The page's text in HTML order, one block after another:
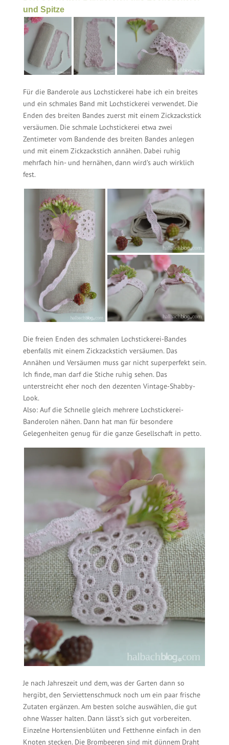
und Spitze
Für die Banderole aus Lochstickerei habe ich ein breites
und ein schmales Band mit Lochstickerei verwendet. Die
Enden des breiten Bandes zuerst mit einem Zickzackstick
versäumen. Die schmale Lochstickerei etwa zwei
Zentimeter vom Bandende des breiten Bandes anlegen
und mit einem Zickzackstich annähen. Dabei ruhig
mehrfach hin- und hernähen, dann wird’s auch wirklich
fest.
Die freien Enden des schmalen Lochstickerei-Bandes
ebenfalls mit einem Zickzackstich versäumen. Das
Annähen und Versäumen muss gar nicht superperfekt sein.
Ich finde, man darf die Stiche ruhig sehen. Das
unterstreicht eher noch den dezenten Vintage-Shabby-
Look.
Also: Auf die Schnelle gleich mehrere Lochstickerei-
Banderolen nähen. Dann hat man für besondere
Gelegenheiten genug für die ganze Gesellschaft in petto.
Je nach Jahreszeit und dem, was der Garten dann so
hergibt, den Serviettenschmuck noch um ein paar frische
Zutaten ergänzen. Am besten solche auswählen, die gut
ohne Wasser halten. Dann lässt’s sich gut vorbereiten.
Einzelne Hortensienblüten und Fetthenne einfach in den
Knoten stecken. Die Brombeeren sind mit dünnem Draht